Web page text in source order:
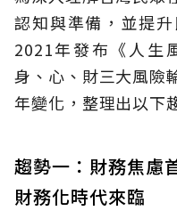
認知與準備，並提
2021年發布《人生
身、心、財三大風險
年變化，整理出以下
趨勢一：財務焦慮
財務化時代來臨